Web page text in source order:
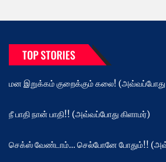
TOP STORIES
மன இறுக்கம் குறைக்கும் கலை! (அவ்வப்போது
நீ பாதி நான் பாதி!! (அவ்வப்போது கிளாமர்)
செக்ஸ் வேண்டாம்… செல்போனே போதும்!!